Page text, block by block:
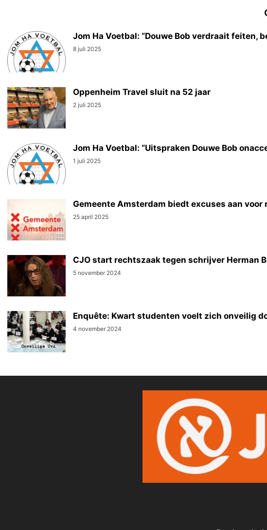
Jom Ha Voetbal: “Douwe Bob verdraait feiten,
8 juli 2025
Oppenheim Travel sluit na 52 jaar
2 juli 2025
Jom Ha Voetbal: “Uitspraken Douwe Bob
1 juli 2025
Gemeente Amsterdam biedt excuses aan voor
25 april 2025
CJO start rechtszaak tegen schrijver Herman
5 november 2024
Enquête: Kwart studenten voelt zich onveilig
4 november 2024